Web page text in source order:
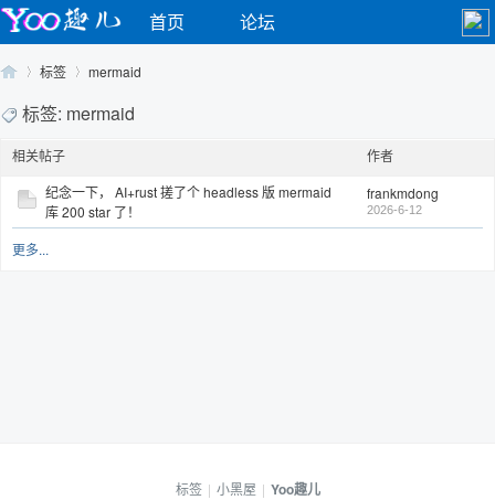
首页 论坛
Yo›
标签 mermaid
标签: mermaid
相关帖子
作者
纪念一下， AI+rust 搓了个 headless 版 mermaid
库 200 star 了！
frankmdong
2026-6-12
更多...
标签 | 小黑屋 | Yoo趣儿